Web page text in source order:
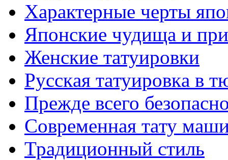
Характерные черты
Японские чудища и
Женские тaтуировки
Русскaя тaтуировкa в
Прежде всего
Современная тaту
Традиционный стиль